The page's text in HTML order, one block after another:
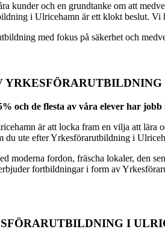
kunder och en grundtanke om att
i Ulricehamn är ett klokt beslut.
med fokus på säkerhet och
och de flesta av våra elever har
är att locka fram en vilja att lära
du ute efter Yrkesförarutbildning i
moderna fordon, fräscha lokaler, den
fortbildningar i form av
I